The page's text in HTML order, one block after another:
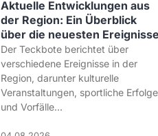
Aktuelle Entwicklungen aus
der Region: Ein Überblick
über die neuesten Ereignisse
Der Teckbote berichtet über
verschiedene Ereignisse in der
Region, darunter kulturelle
Veranstaltungen, sportliche Erfolge
und Vorfälle...